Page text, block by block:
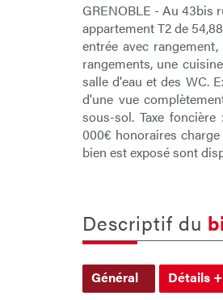
GRENOBLE - Au 43bis
appartement T2 de
entrée avec
rangements, une
salle d'eau et des WC.
d'une vue
sous-sol. Taxe
000€ honoraires
bien est exposé sont
descriptif du
Général Détails +